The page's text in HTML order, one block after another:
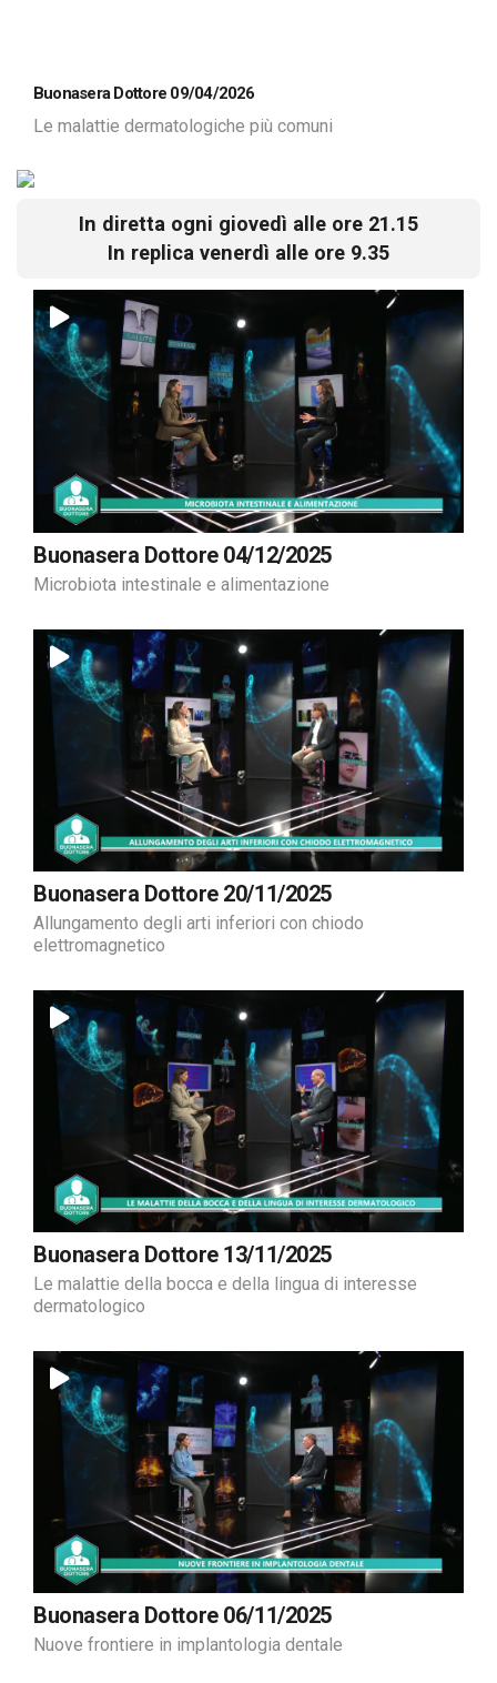
Buonasera Dottore 09/04/2026
Le malattie dermatologiche più comuni
In diretta ogni giovedì alle ore 21.15
In replica venerdì alle ore 9.35
Buonasera Dottore 04/12/2025
Microbiota intestinale e alimentazione
Buonasera Dottore 20/11/2025
Allungamento degli arti inferiori con chiodo
elettromagnetico
Buonasera Dottore 13/11/2025
Le malattie della bocca e della lingua di interesse
dermatologico
Buonasera Dottore 06/11/2025
Nuove frontiere in implantologia dentale